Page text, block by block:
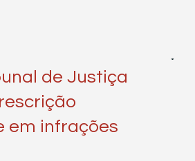
de Justiça
em infrações